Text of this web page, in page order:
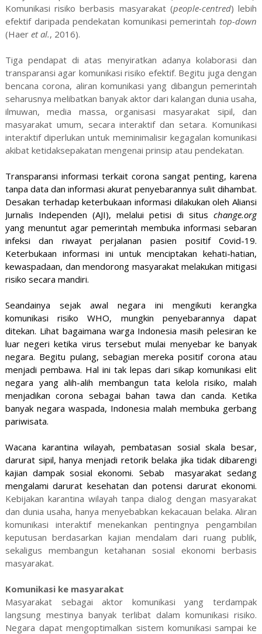
Komunikasi risiko berbasis masyarakat (people-centred) lebih
efektif daripada pendekatan komunikasi pemerintahtop-down
(Haer et al., 2016).
Tiga pendapat di atas menyiratkan adanya kolaborasi dan
transparansi agar komunikasi risiko efektif. Begitu juga dengan
bencana corona, aliran komunikasi yang dibangun pemerintah
seharusnya melibatkan banyak aktor dari kalangan dunia usaha,
ilmuwan, media massa, organisasi masyarakat sipil, dan
masyarakat umum, secara interaktif dan setara. Komunikasi
interaktif diperlukan untuk meminimalisir kegagalan komunikasi
akibat ketidaksepakatan mengenai prinsip atau pendekatan.
Transparansi informasi terkait corona sangat penting, karena
tanpa data dan informasi akurat penyebarannya sulit dihambat.
Desakan terhadap keterbukaan informasi dilakukan oleh Aliansi
Jurnalis Independen (AJI), melalui petisi di situschange.org
yang menuntut agar pemerintah membuka informasi sebaran
infeksi dan riwayat perjalanan pasien positif Covid-19.
Keterbukaan informasi ini untuk menciptakan kehati-hatian,
kewaspadaan, dan mendorong masyarakat melakukan mitigasi
risiko secara mandiri.
Seandainya sejak awal negara ini mengikuti kerangka
komunikasi risiko WHO, mungkin penyebarannya dapat
ditekan. Lihat bagaimana warga Indonesia masih pelesiran ke
luar negeri ketika virus tersebut mulai menyebar ke banyak
negara. Begitu pulang, sebagian mereka positif corona atau
menjadi pembawa. Hal ini tak lepas dari sikap komunikasi elit
negara yang alih-alih membangun tata kelola risiko, malah
menjadikan corona sebagai bahan tawa dan canda. Ketika
banyak negara waspada, Indonesia malah membuka gerbang
pariwisata.
Wacana karantina wilayah, pembatasan sosial skala besar,
darurat sipil, hanya menjadi retorik belaka jika tidak dibarengi
kajian dampak sosial ekonomi. Sebab
masyarakat sedang
mengalami darurat kesehatan dan potensi darurat ekonomi.
Kebijakan karantina wilayah tanpa dialog dengan masyarakat
dan dunia usaha, hanya menyebabkan kekacauan belaka. Aliran
komunikasi interaktif menekankan pentingnya pengambilan
keputusanberdasarkan kajian mendalam dari ruang publik,
sekaligus membangun ketahanan sosial ekonomi berbasis
masyarakat.
Komunikasi ke masyarakat
Masyarakat sebagai aktor komunikasi yang terdampak
langsung mestinya banyak terlibat dalam komunikasi risiko.
Negara dapat mengoptimalkan sistem komunikasi sampai ke